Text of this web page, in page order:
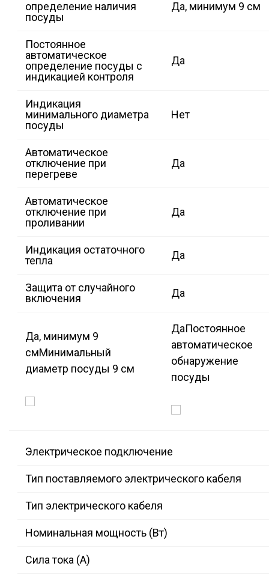
определение наличия
посуды
Да, минимум 9 см
Постоянное
автоматическое
определение посуды с
индикацией контроля
Да
Индикация
минимального диаметра
посуды
Нет
Автоматическое
отключение при
перегреве
Да
Автоматическое
отключение при
проливании
Да
Индикация остаточного
тепла
Да
Защита от случайного
включения
Да
Да, минимум 9
смМинимальный
диаметр посуды 9 см
ДаПостоянное
автоматическое
обнаружение
посуды
Электрическое подключение
Тип поставляемого электрического кабеля
Тип электрического кабеля
Номинальная мощность (Вт)
Сила тока (А)